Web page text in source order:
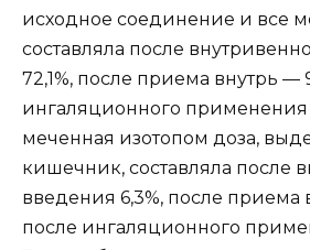
исходное соединение и все
составляла после
72,1%, после приема внутрь —
ингаляционного
меченная изотопом доза,
кишечник, составляла после
введения 6,3%, после приема
после ингаляционного